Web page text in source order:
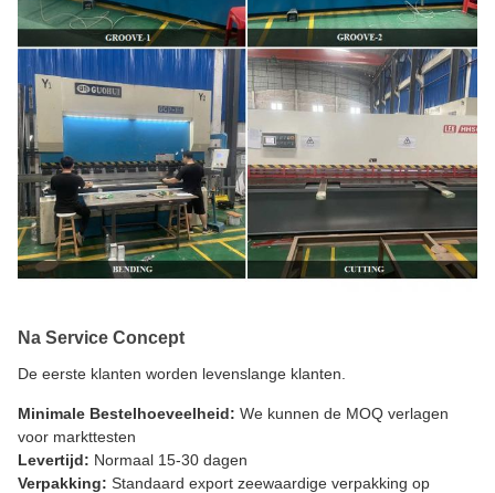
Na Service Concept
De eerste klanten worden levenslange klanten.
Minimale Bestelhoeveelheid: We kunnen de MOQ verlagen
voor markttesten
Levertijd: Normaal 15-30 dagen
Verpakking: Standaard export zeewaardige verpakking op